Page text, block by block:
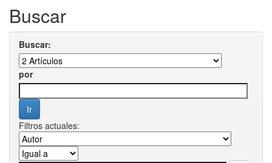
Buscar
Buscar:
por
Filtros actuales: